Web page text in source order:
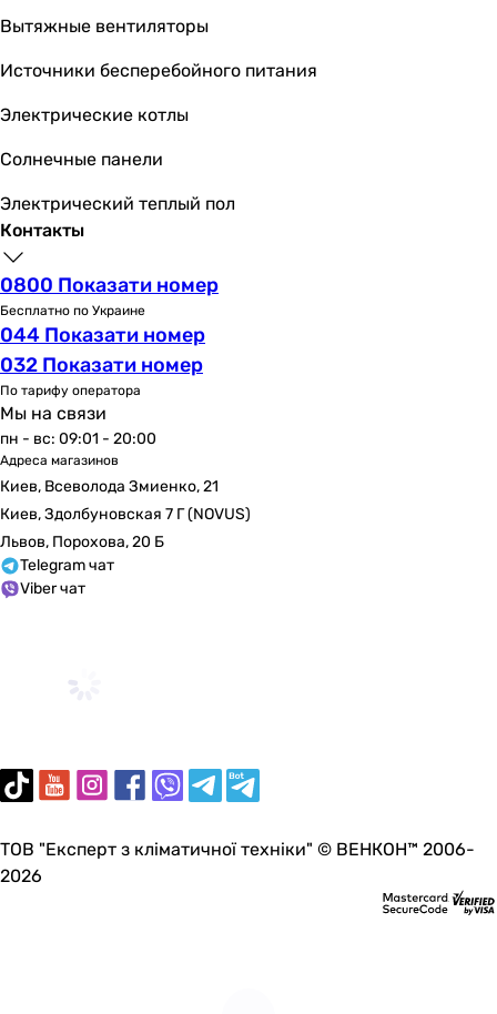
Вытяжные вентиляторы
Источники бесперебойного питания
Электрические котлы
Солнечные панели
Электрический теплый пол
Контакты
0800 Показати номер
Бесплатно по Украине
044 Показати номер
032 Показати номер
По тарифу оператора
Мы на связи
пн - вс: 09:01 - 20:00
Адреса магазинов
Киев, Всеволода Змиенко, 21
Киев, Здолбуновская 7 Г (NOVUS)
Львов, Порохова, 20 Б
Telegram чат
Viber чат
ТОВ "Експерт з кліматичної техніки" © ВЕНКОН™ 2006-
2026